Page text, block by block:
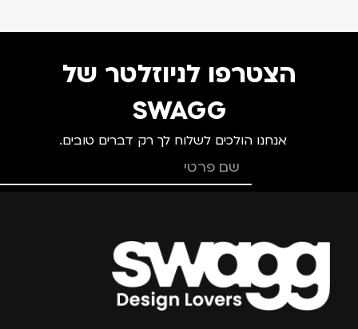
הצטרפו לניוזלטר של
SWAGG
אנחנו הולכים לשלוח לך רק דברים טובים.
צרפו אותי למועדון